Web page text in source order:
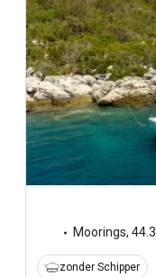
Moorings, 44.3
zonder Schipper